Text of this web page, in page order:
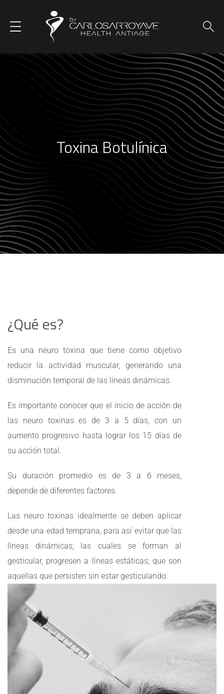
Toxina Botulínica
¿Qué es?
Es una neuro toxina que tiene como objetivo
reducir la actividad muscular, generando una
disminución temporal de las líneas dinámicas.
Es importante conocer que el inicio de acción de
las neuro toxinas es de 3 a 5 días, con un
aumento progresivo hasta lograr los 15 días de
su acción total.
Su duración promedio es de 3 a 6 meses,
depende de diferentes factores.
Las neuro toxinas idealmente se deben aplicar
desde una edad temprana, para así evitar que las
líneas dinámicas; las cuales se forman al
gesticular, progresen a líneas estáticas; que son
aquellas que persisten sin estar gesticulando.